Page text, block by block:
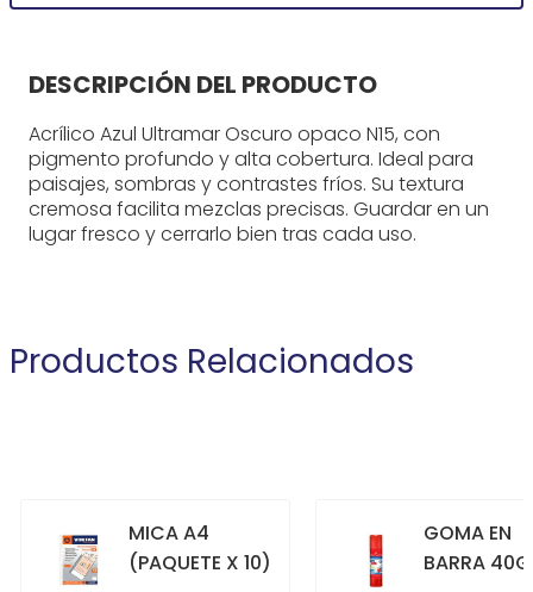
DESCRIPCIÓN DEL PRODUCTO
Acrílico Azul Ultramar Oscuro opaco N15, con
pigmento profundo y alta cobertura. Ideal para
paisajes, sombras y contrastes fríos. Su textura
cremosa facilita mezclas precisas. Guardar en un
lugar fresco y cerrarlo bien tras cada uso.
Productos Relacionados
MICA A4
(PAQUETE X 10)
GOMA EN
BARRA